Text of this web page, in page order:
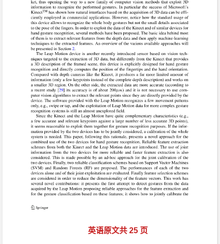
英语原文共 25 页